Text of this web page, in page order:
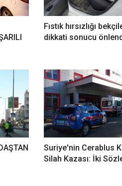
Fıstık hırsızlığı
dikkati sonucu
Suriye'nin Cerablus
Silah Kazası: İki